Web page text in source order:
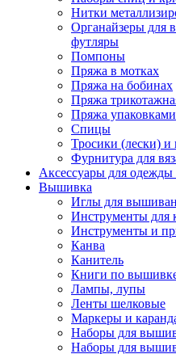
Нитки
Органайзеры для
футляры
Помпоны
Пряжа в мотках
Пряжа на бобинах
Пряжа
Пряжа упаковками
Спицы
Тросики (лески) и
Фурнитура для
Аксессуары для одежды
Вышивка
Иглы для
Инструменты для
Инструменты и
Канва
Канитель
Книги по
Лампы, лупы
Ленты шелковые
Маркеры и
Наборы для
Наборы для